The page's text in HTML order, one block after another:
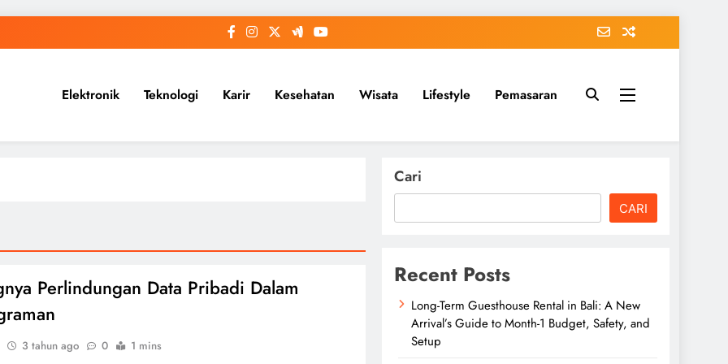
Elektronik Teknologi Karir Kesehatan Wisata Lifestyle Pemasaran
Perlindungan Data Pribadi Dalam
3 tahun ago 0 1 mins
Cari
CARI
Recent Posts
Long-Term Guesthouse Rental in Bali: A New
Arrival’s Guide to Month-1 Budget, Safety, and
Setup